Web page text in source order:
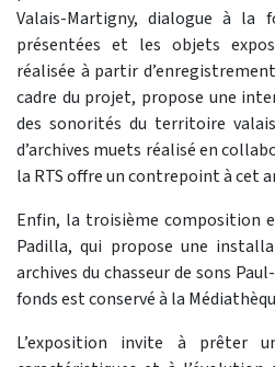
Valais-Martigny, dialogue à la
présentées et les objets
réalisée à partir
cadre du projet, propose une
des sonorités du territoire
d’archives muets réalisé en
la RTS offre un contrepoint à cet
Enfin, la troisième composition
Padilla, qui propose une
archives du chasseur de sons
fonds est conservé à la
L’exposition invite à prêter